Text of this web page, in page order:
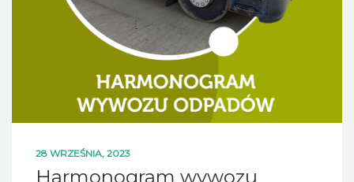
28 WRZEŚNIA, 2023
Harmonogram wywozu